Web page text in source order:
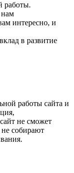
работы.
нам
интересно, и
в развитие
работы сайта и
не сможет
собирают